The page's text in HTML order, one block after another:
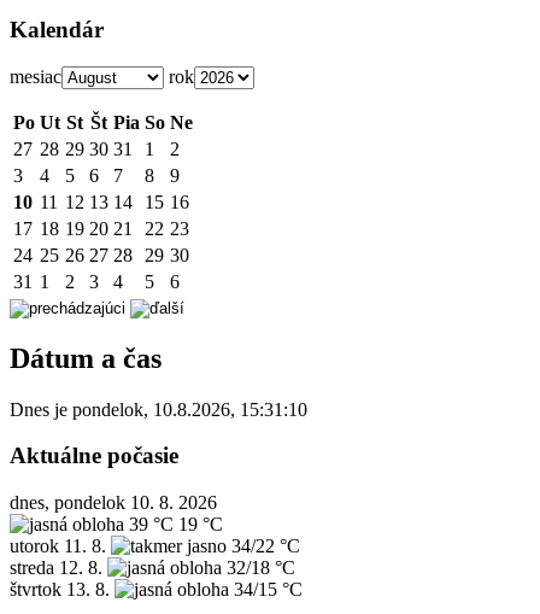
Kalendár
mesiac rok
Po Ut St Št Pia So Ne
27 28 29 30 31 1
2
3
4 5 6 7 8
9
10 11 12 13 14 15 16
17 18 19 20 21 22 23
24 25 26 27 28 29 30
31 1 2 3 4 5 6
Dátum a čas
Dnes je pondelok, 10.8.2026, 15:31:10
Aktuálne počasie
dnes, pondelok 10. 8. 2026
39 °C 19 °C
utorok 11. 8.
34/22 °C
streda 12. 8.
32/18 °C
štvrtok 13. 8. 34/15 °C